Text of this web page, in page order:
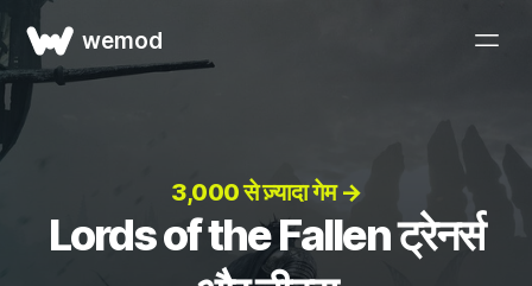
wemod
3,000 से ज़्यादा गेम →
Lords of the Fallen ट्रेनर्स